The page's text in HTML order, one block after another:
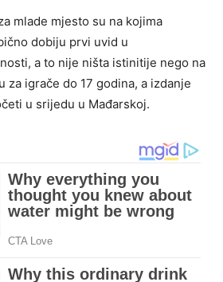
mlade mjesto su na kojima
dobiju prvi uvid u
a to nije ništa istinitije nego na
za igrače do 17 godina, a izdanje
u srijedu u Mađarskoj.